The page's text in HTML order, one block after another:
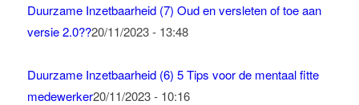
Duurzame Inzetbaarheid (7) Oud en versleten of toe aan
versie 2.0??20/11/2023 - 13:48
Duurzame Inzetbaarheid (6) 5 Tips voor de mentaal fitte
medewerker20/11/2023 - 10:16